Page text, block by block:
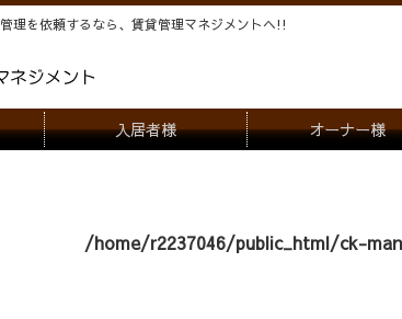
理を依頼するなら、賃貸管理マネジメントヘ!!
入居者様 オーナー様
/home/r2237046/public_html/ck-